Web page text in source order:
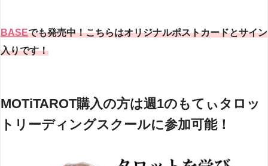
BASEでも発売中！こちらはオリジナルポストカードとサイン
入りです！
MOTiTAROT購入の方は週1のもてぃタロッ
トリーディングスクールに参加可能！